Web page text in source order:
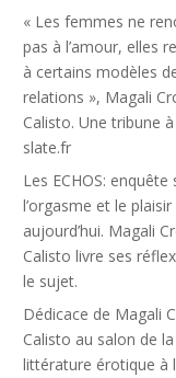
« Les femmes ne
pas à l’amour, elles
à certains modèles
relations », Magali
Calisto. Une tribune
slate.fr
Les ECHOS: enquête
l’orgasme et le plaisir
aujourd’hui. Magali
Calisto livre ses
le sujet.
Dédicace de Magali
Calisto au salon de la
littérature érotique à